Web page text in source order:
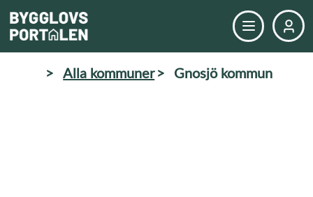
> Alla kommuner> Gnosjö kommun